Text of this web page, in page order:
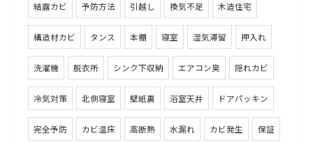
結露カビ 予防方法 引越し 換気不足 木造住宅
構造材カビ タンス 本棚 寝室 湿気滞留 押入れ
洗濯機 脱衣所 シンク下収納 エアコン臭 隠れカビ
冷気対策 北側寝室 壁紙裏 浴室天井 ドアパッキン
完全予防 カビ温床 高断熱 水漏れ カビ発生 保証